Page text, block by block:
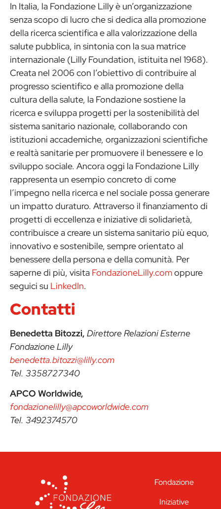
In Italia, la Fondazione Lilly è un’organizzazione
senza scopo di lucro che si dedica alla promozione
della ricerca scientifica e alla valorizzazione della
salute pubblica, in sintonia con la sua matrice
internazionale (Lilly Foundation, istituita nel 1968).
Creata nel 2006 con l’obiettivo di contribuire al
progresso scientifico e alla promozione della
cultura della salute, la Fondazione sostiene la
ricerca e sviluppa progetti per la sostenibilità del
sistema sanitario nazionale, collaborando con
istituzioni accademiche, organizzazioni scientifiche
e realtà sanitarie per promuovere il benessere e lo
sviluppo sociale. Ancora oggi la Fondazione Lilly
rappresenta un esempio concreto di come
l’impegno nella ricerca e nel sociale possa generare
un impatto duraturo. Attraverso il finanziamento di
progetti di eccellenza e iniziative di solidarietà,
contribuisce a creare un sistema sanitario più equo,
innovativo e sostenibile, sempre orientato al
benessere della persona e della comunità. Per
saperne di più, visita FondazioneLilly.comoppure
seguici su LinkedIn.
Contatti
Benedetta Bitozzi, Direttore Relazioni Esterne
Fondazione Lilly
benedetta.bitozzi@lilly.com
Tel. 3358727340
APCO Worldwide,
fondazionelilly@apcoworldwide.com
Tel. 3492374570
Fondazione
Iniziative